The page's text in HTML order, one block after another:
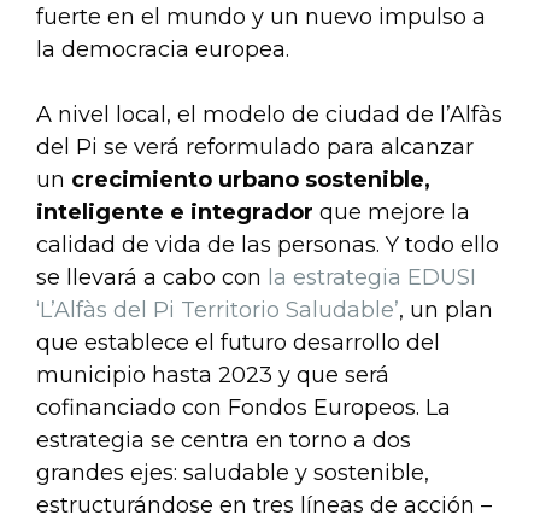
fuerte en el mundo y un nuevo impulso a
la democracia europea.
A nivel local, el modelo de ciudad de l’Alfàs
del Pi se verá reformulado para alcanzar
un crecimiento urbano sostenible,
inteligente e integrador que mejore la
calidad de vida de las personas. Y todo ello
se llevará a cabo con la estrategia EDUSI
‘L’Alfàs del Pi Territorio Saludable’, un plan
que establece el futuro desarrollo del
municipio hasta 2023 y que será
cofinanciado con Fondos Europeos. La
estrategia se centra en torno a dos
grandes ejes: saludable y sostenible,
estructurándose en tres líneas de acción –